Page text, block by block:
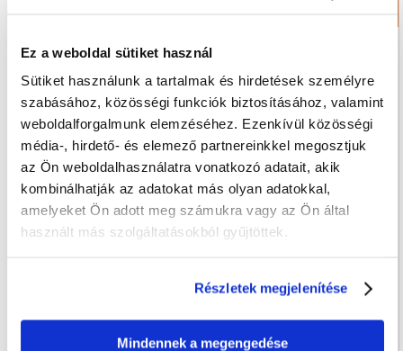
Ez a weboldal sütiket használ
Sütiket használunk a tartalmak és hirdetések személyre
szabásához, közösségi funkciók biztosításához, valamint
weboldalforgalmunk elemzéséhez. Ezenkívül közösségi
média-, hirdető- és elemező partnereinkkel megosztjuk
az Ön weboldalhasználatra vonatkozó adatait, akik
kombinálhatják az adatokat más olyan adatokkal,
amelyeket Ön adott meg számukra vagy az Ön által
használt más szolgáltatásokból gyűjtöttek.
Részletek megjelenítése
Mindennek a megengedése